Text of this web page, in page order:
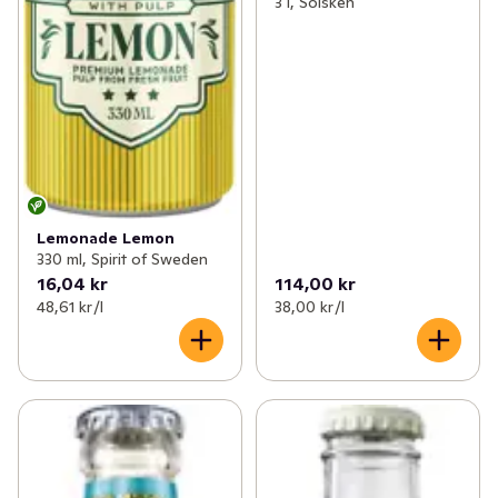
Lemonade Lemon
330 ml, Spirit of Sweden
16,04 kr
48,61 kr /l
114,00 kr
38,00 kr /l